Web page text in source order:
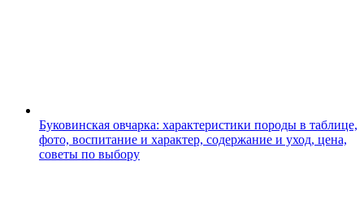
Буковинская овчарка: характеристики породы в таблице,
фото, воспитание и характер, содержание и уход, цена,
советы по выбору